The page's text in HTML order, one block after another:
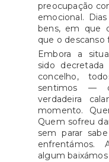
preocupação
emocional.
bens, em que
que o descanso
Embora a
sido
concelho,
sentimos —
verdadeira
momento.
Quem sofreu
sem parar
enfrentámos.
algum baixámos